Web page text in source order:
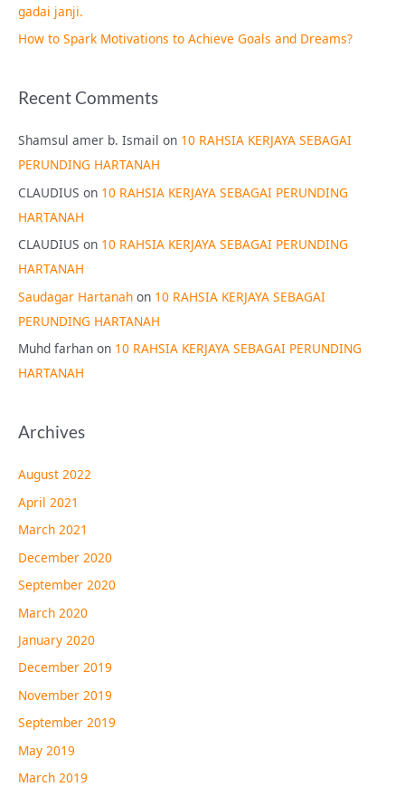
gadai janji.
How to Spark Motivations to Achieve Goals and Dreams?
Recent Comments
Shamsul amer b. Ismail on 10 RAHSIA KERJAYA SEBAGAI
PERUNDING HARTANAH
CLAUDIUS on 10 RAHSIA KERJAYA SEBAGAI PERUNDING
HARTANAH
CLAUDIUS on 10 RAHSIA KERJAYA SEBAGAI PERUNDING
HARTANAH
Saudagar Hartanah on 10 RAHSIA KERJAYA SEBAGAI
PERUNDING HARTANAH
Muhd farhan on 10 RAHSIA KERJAYA SEBAGAI PERUNDING
HARTANAH
Archives
August 2022
April 2021
March 2021
December 2020
September 2020
March 2020
January 2020
December 2019
November 2019
September 2019
May 2019
March 2019